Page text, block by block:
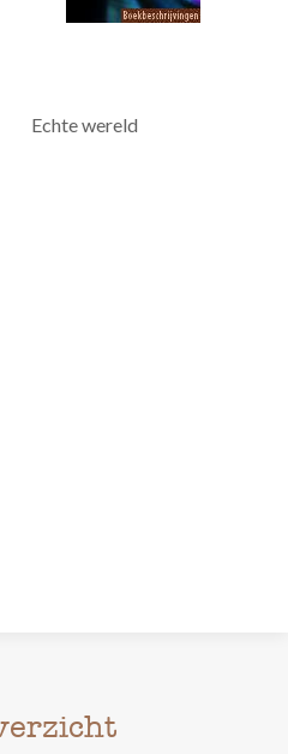
Echte wereld